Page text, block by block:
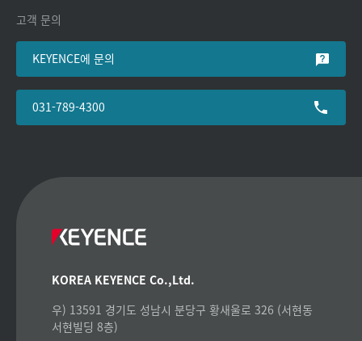
고객 문의
KEYENCE에 문의
031-789-4300
KOREA KEYENCE Co.,Ltd.
우) 13591 경기도 성남시 분당구 황새울로 326 (서현동
서현빌딩 8층)